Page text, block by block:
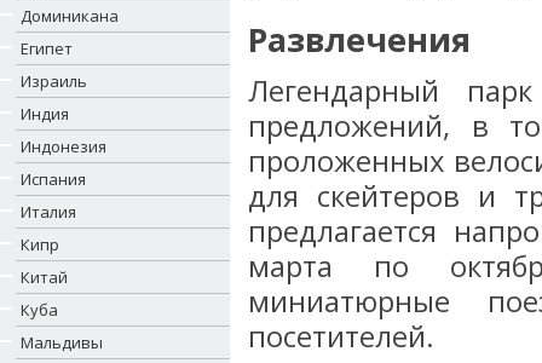
Доминикана
Египет
Израиль
Индия
Индонезия
Испания
Италия
Кипр
Китай
Куба
Мальдивы
Развлечения
Легендарный
предложений, в
проложенных
для скейтеров и
предлагается
марта по
миниатюрные
посетителей.